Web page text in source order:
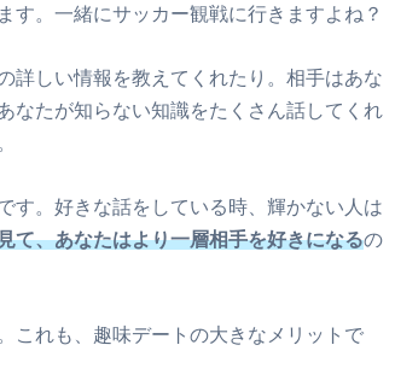
す。一緒にサッカー観戦に行きますよね？
詳しい情報を教えてくれたり。相手はあな
なたが知らない知識をたくさん話してくれ
す。好きな話をしている時、輝かない人は
て、あなたはより一層相手を好きになるの
これも、趣味デートの大きなメリットで